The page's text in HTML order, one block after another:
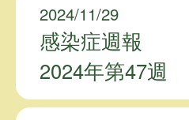
2024/11/29
感染症週報
2024年第47週